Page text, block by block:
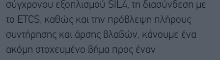
σύγχρονου εξοπλισμού SIL4, τη διασύνδεση με
το ETCS, καθώς και την πρόβλεψη πλήρους
συντήρησης και άρσης βλαβών, κάνουμε ένα
ακόμη στοχευμένο βήμα προς έναν